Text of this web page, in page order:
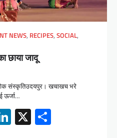
NEWS, RECIPES, SOCIAL,
छाया जादू
संस्कृतिउदयपुर। खचाखच भरे
ऊर्जा…
LinkedIn
X